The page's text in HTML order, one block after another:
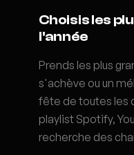
Choisis les
l'année
Prends les plus
s'achève ou un
fête de toutes les
playlist Spotify,
recherche des